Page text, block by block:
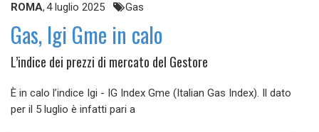
ROMA,4 luglio 2025 Gas
Gas, Igi Gme in calo
L’indice dei prezzi di mercato del Gestore
È in calo l’indice Igi - IG Index Gme (Italian Gas Index). Il dato
per il 5 luglio è infatti pari a